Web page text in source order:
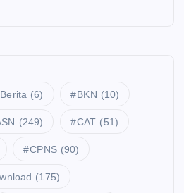
Berita (6) BKN (10)
(249) CAT (51)
CPNS (90)
(175)